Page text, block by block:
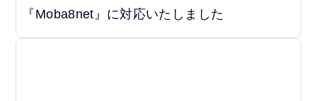
『Moba8net』に対応いたしました